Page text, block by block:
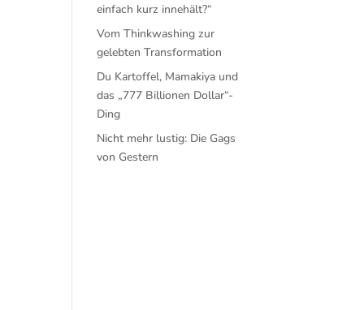
einfach kurz innehält?“
Vom Thinkwashing zur
gelebten Transformation
Du Kartoffel, Mamakiya und
das „777 Billionen Dollar“-
Ding
Nicht mehr lustig: Die Gags
von Gestern